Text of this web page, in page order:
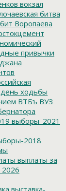
вокзал
битва
Воропаева
привычки
день ходьбы
ВТБъ ВУЗ
выборы_2021
2018
выплаты за
выставка-